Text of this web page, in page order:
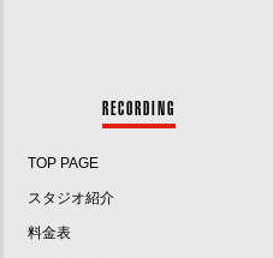
RECORDING
TOP PAGE
スタジオ紹介
料金表